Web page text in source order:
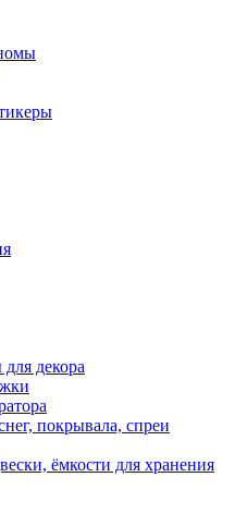
декора
покрывала, спреи
ёмкости для хранения